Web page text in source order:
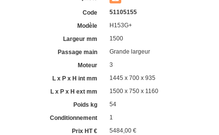
51105155
H153G+
1500
Grande largeur
3
1445 x 700 x 935
1500 x 750 x 1160
54
1
5484,00 €